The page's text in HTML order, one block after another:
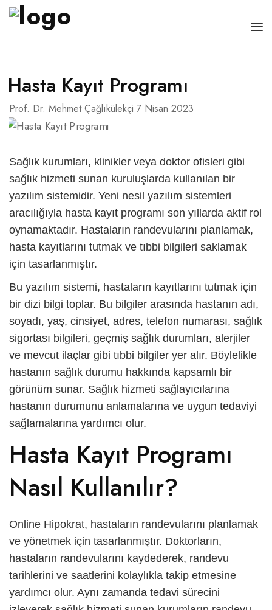
KANSERLER
BLOG
İLETIŞIM
TÜRKÇE
English
العربية
Русский
Hasta Kayıt Programı
Prof. Dr. Mehmet Çağlıkülekçi 7 Nisan 2023
Sağlık kurumları, klinikler veya doktor ofisleri gibi
sağlık hizmeti sunan kuruluşlarda kullanılan bir
yazılım sistemidir. Yeni nesil yazılım sistemleri
aracılığıyla hasta kayıt programı son yıllarda aktif rol
oynamaktadır. Hastaların randevularını planlamak,
hasta kayıtlarını tutmak ve tıbbi bilgileri saklamak
için tasarlanmıştır.
Bu yazılım sistemi, hastaların kayıtlarını tutmak için
bir dizi bilgi toplar. Bu bilgiler arasında hastanın adı,
soyadı, yaş, cinsiyet, adres, telefon numarası, sağlık
sigortası bilgileri, geçmiş sağlık durumları, alerjiler
ve mevcut ilaçlar gibi tıbbi bilgiler yer alır. Böylelikle
hastanın sağlık durumu hakkında kapsamlı bir
görünüm sunar. Sağlık hizmeti sağlayıcılarına
hastanın durumunu anlamalarına ve uygun tedaviyi
sağlamalarına yardımcı olur.
Hasta Kayıt Programı
Nasıl Kullanılır?
Online Hipokrat, hastaların randevularını planlamak
ve yönetmek için tasarlanmıştır. Doktorların,
hastaların randevularını kaydederek, randevu
tarihlerini ve saatlerini kolaylıkla takip etmesine
yardımcı olur. Aynı zamanda tedavi sürecini